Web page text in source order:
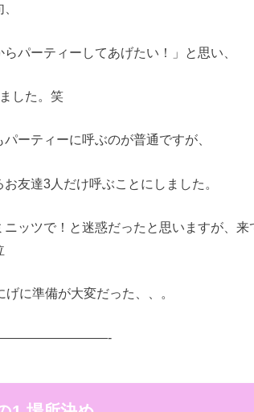
パーティーしてあげたい！」と思い、
した。笑
ーティーに呼ぶのが普通ですが、
友達3人だけ呼ぶことにしました。
ッツで！と迷惑だったと思いますが、来
に準備が大変だった、、。